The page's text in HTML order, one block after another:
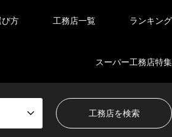
び方 工務店一覧 ランキング
スーパー工務店特集